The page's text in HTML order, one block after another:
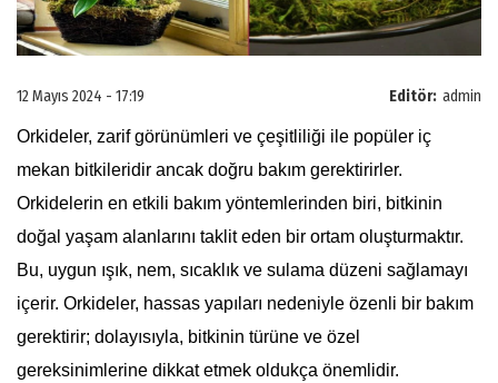
Editör: admin
12 Mayıs 2024 - 17:19
Orkideler, zarif görünümleri ve çeşitliliği ile popüler iç
mekan bitkileridir ancak doğru bakım gerektirirler.
Orkidelerin en etkili bakım yöntemlerinden biri, bitkinin
doğal yaşam alanlarını taklit eden bir ortam oluşturmaktır.
Bu, uygun ışık, nem, sıcaklık ve sulama düzeni sağlamayı
içerir. Orkideler, hassas yapıları nedeniyle özenli bir bakım
gerektirir; dolayısıyla, bitkinin türüne ve özel
gereksinimlerine dikkat etmek oldukça önemlidir.